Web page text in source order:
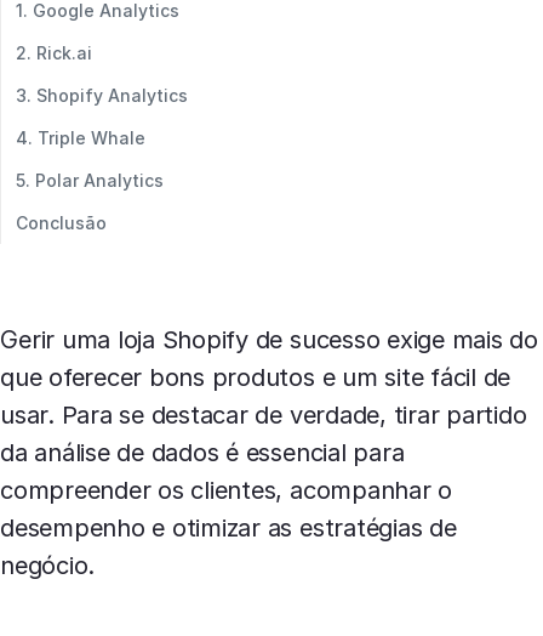
1. Google Analytics
2. Rick.ai
3. Shopify Analytics
4. Triple Whale
5. Polar Analytics
Conclusão
Gerir uma loja Shopify de sucesso exige mais do
que oferecer bons produtos e um site fácil de
usar. Para se destacar de verdade, tirar partido
da análise de dados é essencial para
compreender os clientes, acompanhar o
desempenho e otimizar as estratégias de
negócio.